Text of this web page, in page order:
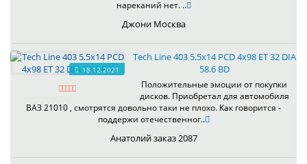
нареканий нет. ..
Джони Москва
18.12.2021
Tech Line 403 5.5x14 PCD 4x98 ET 32 DIA
58.6 BD
Положительные эмоции от покупки
дисков. Приобретал для автомобиля
ВАЗ 21010 , смотрятся довольно таки не плохо. Как говорится -
поддержи отечественног..
Анатолий заказ 2087